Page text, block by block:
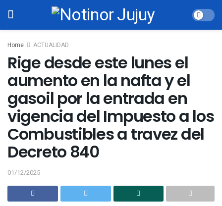
Home ACTUALIDAD
Rige desde este lunes el
aumento en la nafta y el
gasoil por la entrada en
vigencia del Impuesto a los
Combustibles a travez del
Decreto 840
01/12/2025